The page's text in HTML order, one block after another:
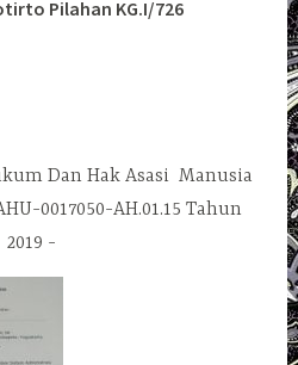
Pilahan KG.I/726
Dan Hak Asasi Manusia
0017050-AH.01.15 Tahun
2019